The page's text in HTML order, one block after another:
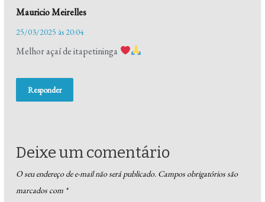
Mauricio Meirelles
25/03/2025 às 20:04
Melhor açaí de itapetininga
Responder
Deixe um comentário
O seu endereço de e-mail não será publicado. Campos obrigatórios são
marcados com *